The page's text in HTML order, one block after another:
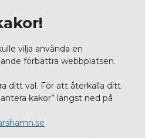
vilja använda en
förbättra webbplatsen.
ditt val. För att återkalla ditt
kakor” längst ned på